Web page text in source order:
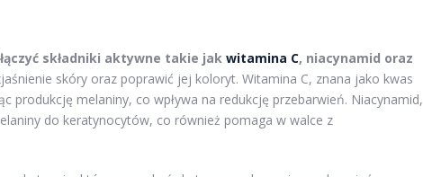
składniki aktywne takie jak witamina C, niacynamid oraz
skóry oraz poprawić jej koloryt. Witamina C, znana jako kwas
produkcję melaniny, co wpływa na redukcję przebarwień. Niacynamid,
do keratynocytów, co również pomaga w walce z